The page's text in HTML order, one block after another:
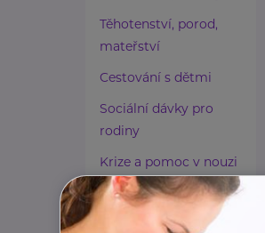
Těhotenství, porod,
mateřství
Cestování s dětmi
Sociální dávky pro
rodiny
Krize a pomoc v nouzi
Paliativní péče
Rady a tipy